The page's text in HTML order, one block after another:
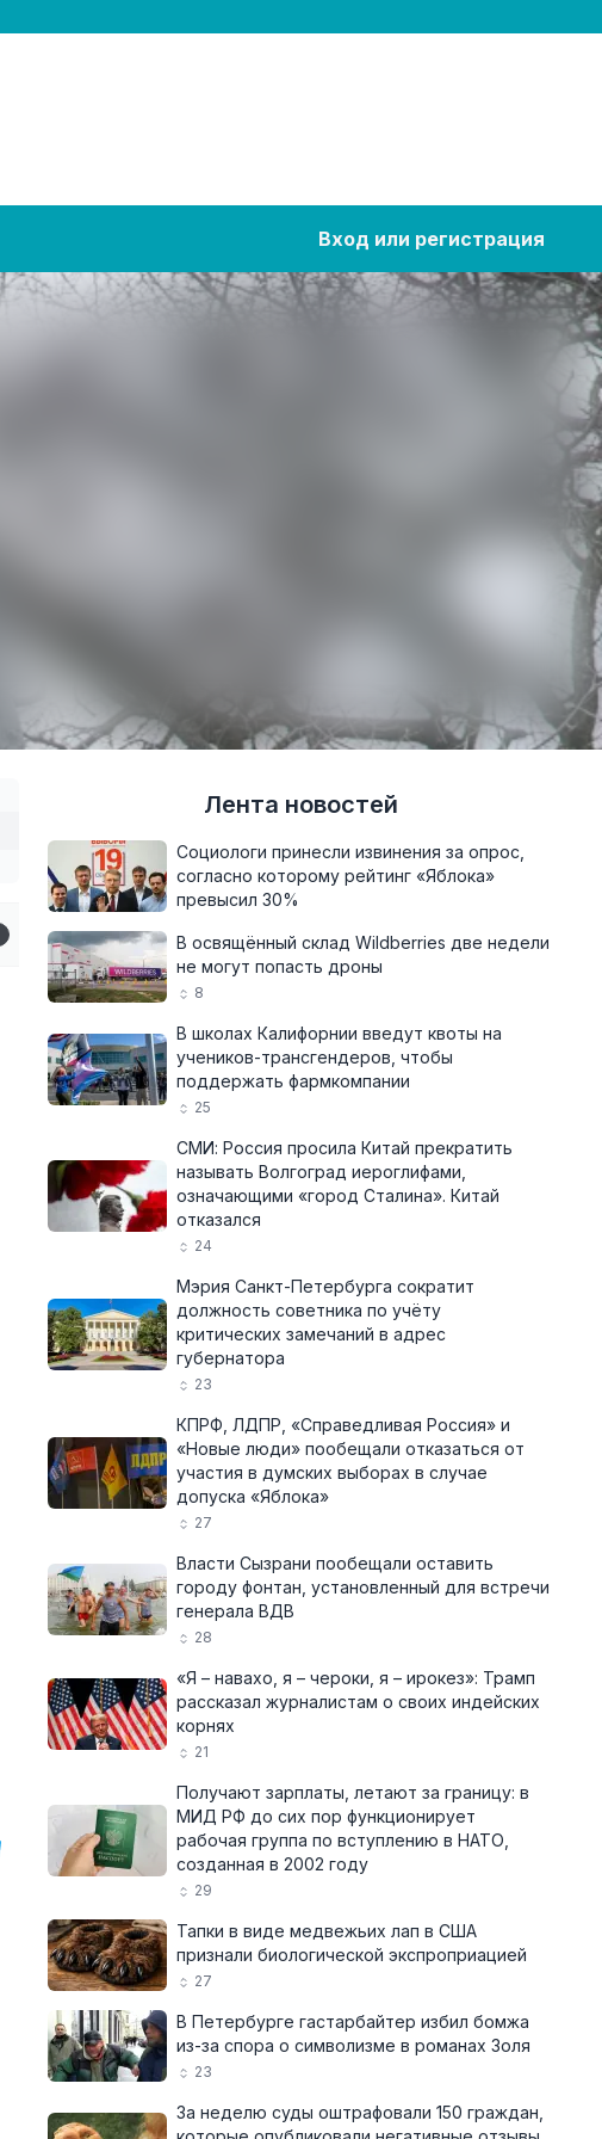
Вход или регистрация
Лента новостей
Социологи принесли извинения за опрос,
согласно которому рейтинг «Яблока»
превысил 30%
В освящённый склад Wildberries две недели
не могут попасть дроны
8
В школах Калифорнии введут квоты на
учеников-трансгендеров, чтобы
поддержать фармкомпании
25
СМИ: Россия просила Китай прекратить
называть Волгоград иероглифами,
означающими «город Сталина». Китай
отказался
24
Мэрия Санкт-Петербурга сократит
должность советника по учёту
критических замечаний в адрес
губернатора
23
КПРФ, ЛДПР, «Справедливая Россия» и
«Новые люди» пообещали отказаться от
участия в думских выборах в случае
допуска «Яблока»
27
Власти Сызрани пообещали оставить
городу фонтан, установленный для встречи
генерала ВДВ
28
«Я – навахо, я – чероки, я – ирокез»: Трамп
рассказал журналистам о своих индейских
корнях
21
Получают зарплаты, летают за границу: в
МИД РФ до сих пор функционирует
рабочая группа по вступлению в НАТО,
созданная в 2002 году
29
Тапки в виде медвежьих лап в США
признали биологической экспроприацией
27
В Петербурге гастарбайтер избил бомжа
из-за спора о символизме в романах Золя
23
За неделю суды оштрафовали 150 граждан,